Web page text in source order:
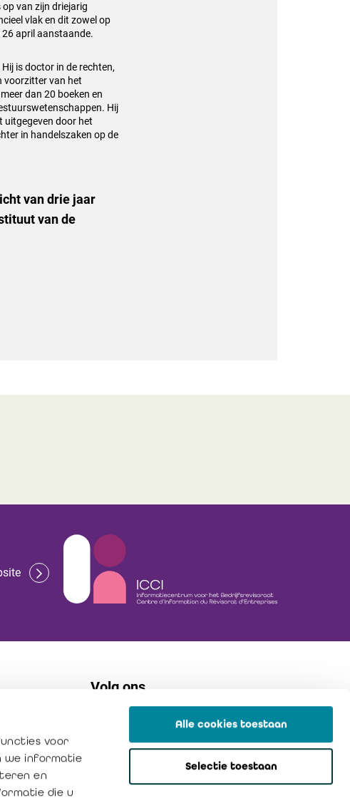
voor
we informatie
en
die u
Alle cookies toestaan
Selectie toestaan
op van zijn driejarig
vlak en dit zowel op
april aanstaande.
is doctor in de rechten,
voorzitter van het
dan 20 boeken en
Hij
uitgegeven door het
in handelszaken op de
van drie jaar
van de
Volg ons
linkedin